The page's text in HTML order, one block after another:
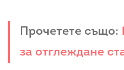
Прочетете също:
за отглеждане